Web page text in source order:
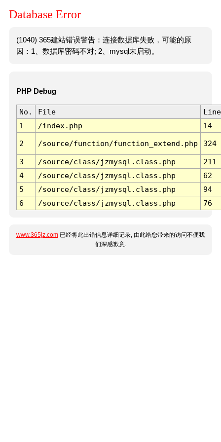
Database Error
(1040) 365建站错误警告：连接数据库失败，可能的原
因：1、数据库密码不对; 2、mysql未启动。
PHP Debug
No. File
Line
1
/index.php 14
2 /source/function/function_extend.php 324
3 /source/class/jzmysql.class.php
211
4
/source/class/jzmysql.class.php
62
5
/source/class/jzmysql.class.php
94
6
/source/class/jzmysql.class.php 76
www.365jz.com 已经将此出错信息详细记录, 由此给您带来的访问不便我
们深感歉意.